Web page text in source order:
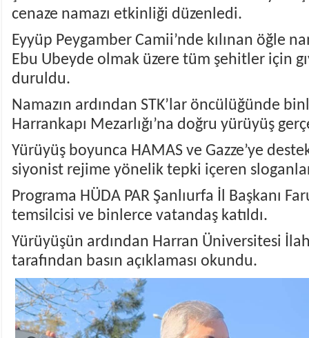
cenaze namazı etkinliği düzenledi.
Eyyüp Peygamber Camii’nde kılınan öğle
Ebu Ubeyde olmak üzere tüm şehitler için
duruldu.
Namazın ardından STK’lar öncülüğünde
Harrankapı Mezarlığı’na doğru yürüyüş
Yürüyüş boyunca HAMAS ve Gazze’ye
siyonist rejime yönelik tepki içeren
Programa HÜDA PAR Şanlıurfa İl Başkanı
temsilcisi ve binlerce vatandaş katıldı.
Yürüyüşün ardından Harran Üniversitesi
tarafından basın açıklaması okundu.